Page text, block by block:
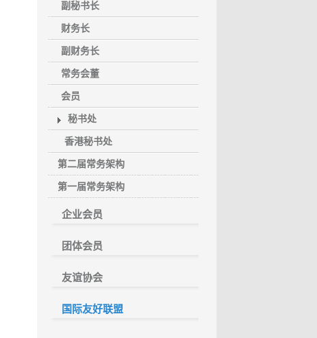
副秘书长
财务长
副财务长
常务会董
会员
秘书处
香港秘书处
第二届常务架构
第一届常务架构
企业会员
团体会员
友谊协会
国际友好联盟